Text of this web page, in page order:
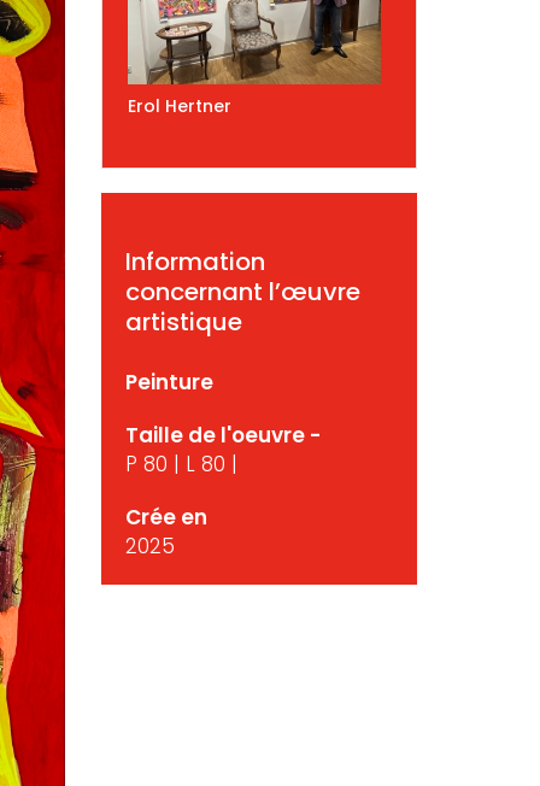
Erol Hertner
Information
concernant l’œuvre
artistique
Peinture
Taille de l'oeuvre -
P 80 | L 80 |
Crée en
2025